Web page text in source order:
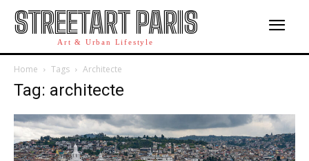
STREETART PARIS
Art & Urban Lifestyle
Home Tags Architecte
Tag: architecte